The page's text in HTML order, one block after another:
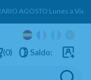
AGOSTO Lunes a
0 Saldo: